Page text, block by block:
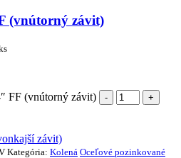
(vnútorný závit)
FF (vnútorný závit)
Kategória: Kolená Oceľové pozinkované